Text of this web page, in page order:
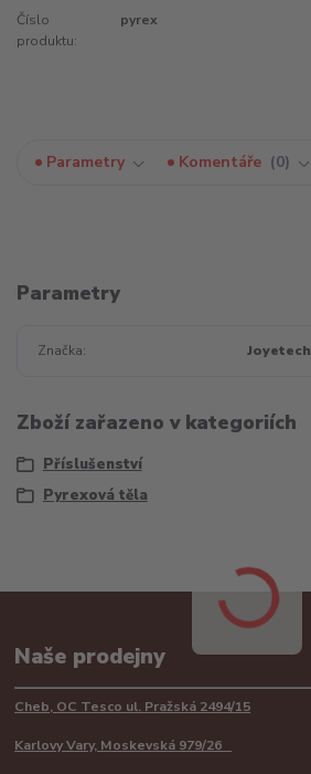
Číslo
produktu:
pyrex
Parametry Komentáře 0
Parametry
Značka Joyetech
Zboží zařazeno v kategoriích
Příslušenství
Pyrexová těla
Naše prodejny
Cheb, OC Tesco ul. Pražská 2494/15
Karlovy Vary, Moskevská 979/26